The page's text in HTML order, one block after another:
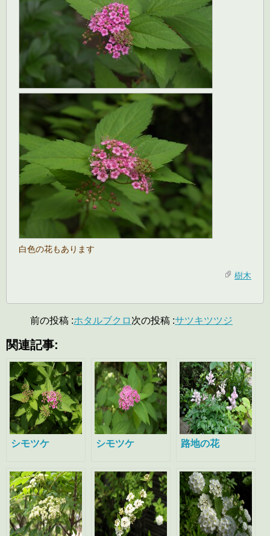
白色の花もあります
樹木
前の投稿 :ホタルブクロ 次の投稿 :サツキツツジ
関連記事:
シモツケ シモツケ 路地の花